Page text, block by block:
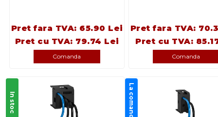
Pret fara TVA: 65.90 Lei
Pret cu TVA: 79.74 Lei
Comanda
Pret fara TVA:
Pret cu TVA:
Comanda
In stoc La comanda